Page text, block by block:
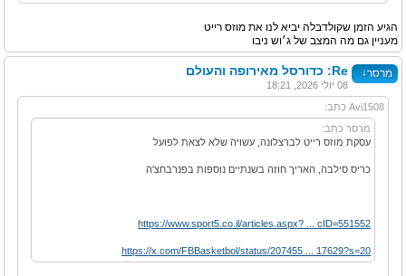
הגיע הזמן שקולדבלה יביא לנו את מוזס רייט
מעניין גם מה המצב של ג׳וש ניבו
מרסר↓ Re: כדורסל מאירופה והעולם
08 יולי 2026, 18:21
Avi1508 כתב:
מרסר כתב:
עסקת מוזס רייט לברצלונה, עשויה שלא לצאת לפועל
כריס סילבה, האריך חוזה בשנתיים נוספות בפנרבחצ'ה
https://www.sport5.co.il/articles.aspx? ... cID=551552
https://x.com/FBBasketbol/status/207455 ... 17629?s=20